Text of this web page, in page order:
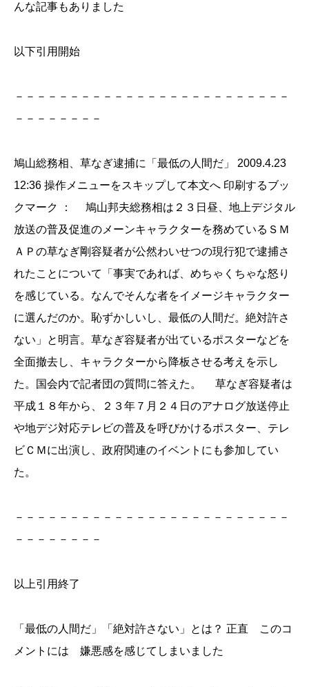
んな記事もありました
以下引用開始
－－－－－－－－－－－－－－－－－－－－－－－－－
－－－－－－－－
鳩山総務相、草なぎ逮捕に「最低の人間だ」 2009.4.23
12:36 操作メニューをスキップして本文へ 印刷するブッ
クマーク ： 鳩山邦夫総務相は２３日昼、地上デジタル
放送の普及促進のメーンキャラクターを務めているＳＭ
ＡＰの草なぎ剛容疑者が公然わいせつの現行犯で逮捕さ
れたことについて「事実であれば、めちゃくちゃな怒り
を感じている。なんでそんな者をイメージキャラクター
に選んだのか。恥ずかしいし、最低の人間だ。絶対許さ
ない」と明言。草なぎ容疑者が出ているポスターなどを
全面撤去し、キャラクターから降板させる考えを示し
た。国会内で記者団の質問に答えた。 草なぎ容疑者は
平成１８年から、２３年７月２４日のアナログ放送停止
や地デジ対応テレビの普及を呼びかけるポスター、テレ
ビＣＭに出演し、政府関連のイベントにも参加してい
た。
－－－－－－－－－－－－－－－－－－－－－－－－－
－－－－－－－－
以上引用終了
「最低の人間だ」「絶対許さない」とは？ 正直 このコ
メントには 嫌悪感を感じてしまいました